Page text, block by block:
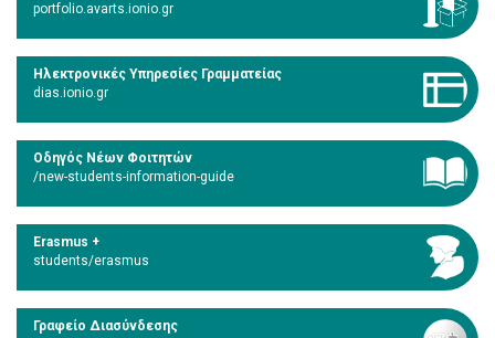
portfolio.avarts.ionio.gr
Ηλεκτρονικές Υπηρεσίες Γραμματείας
dias.ionio.gr
Οδηγός Νέων Φοιτητών
/new-students-information-guide
Erasmus +
students/erasmus
Γραφείο Διασύνδεσης